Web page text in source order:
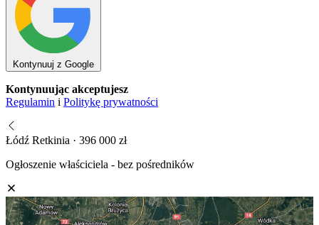
Kontynuuj z Google
Kontynuując akceptujesz
Regulamin i Politykę prywatności
Łódź Retkinia · 396 000 zł
Ogłoszenie właściciela - bez pośredników